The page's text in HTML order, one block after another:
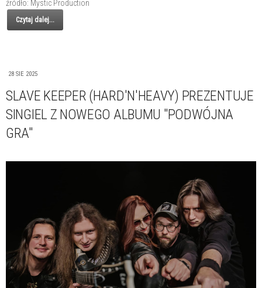
źródło: Mystic Production
Czytaj dalej...
28 SIE 2025
SLAVE KEEPER (HARD'N'HEAVY) PREZENTUJE
SINGIEL Z NOWEGO ALBUMU "PODWÓJNA
GRA"